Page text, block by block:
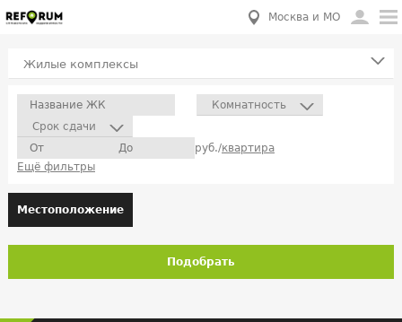
Москва и МО
Жилые комплексы
Комнатность
Срок сдачи
руб./квартира
Ещё фильтры
Местоположение
Подобрать